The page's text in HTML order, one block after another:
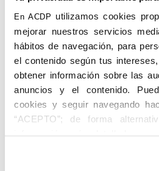
En ACDP utilizamos cookies
mejorar nuestros servicios
hábitos de navegación, para
el contenido según tus
obtener información sobre las
anuncios y el contenido.
cookies y seguir navegando
“ACEPTO”; de forma
información más detallada y
en el botón "Personalizar". Para